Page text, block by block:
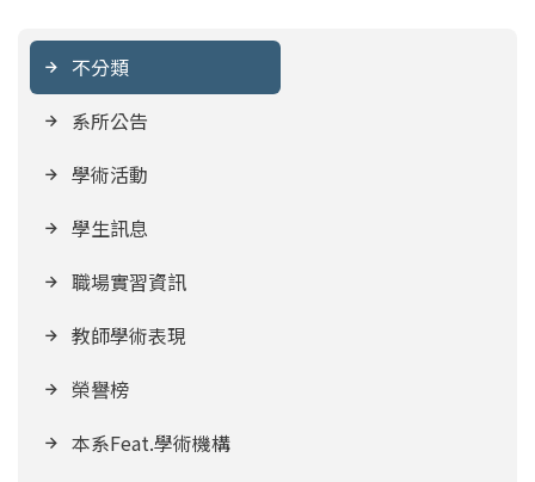
不分類
系所公告
學術活動
學生訊息
職場實習資訊
教師學術表現
榮譽榜
本系Feat.學術機構